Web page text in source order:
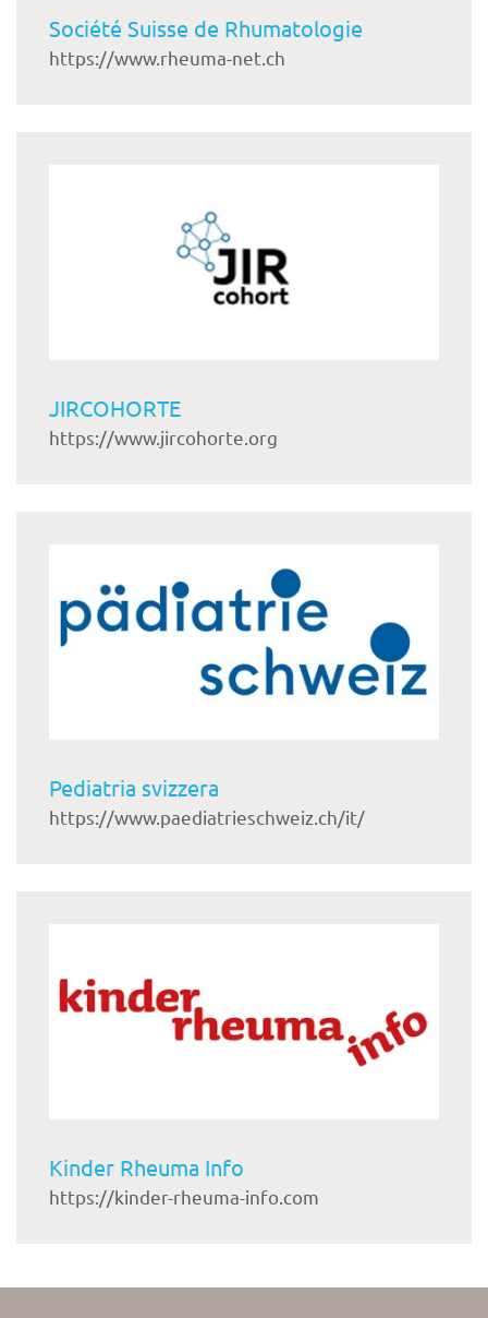
Société Suisse de Rhumatologie
https://www.rheuma-net.ch
JIRCOHORTE
https://www.jircohorte.org
Pediatria svizzera
https://www.paediatrieschweiz.ch/it/
Kinder Rheuma Info
https://kinder-rheuma-info.com